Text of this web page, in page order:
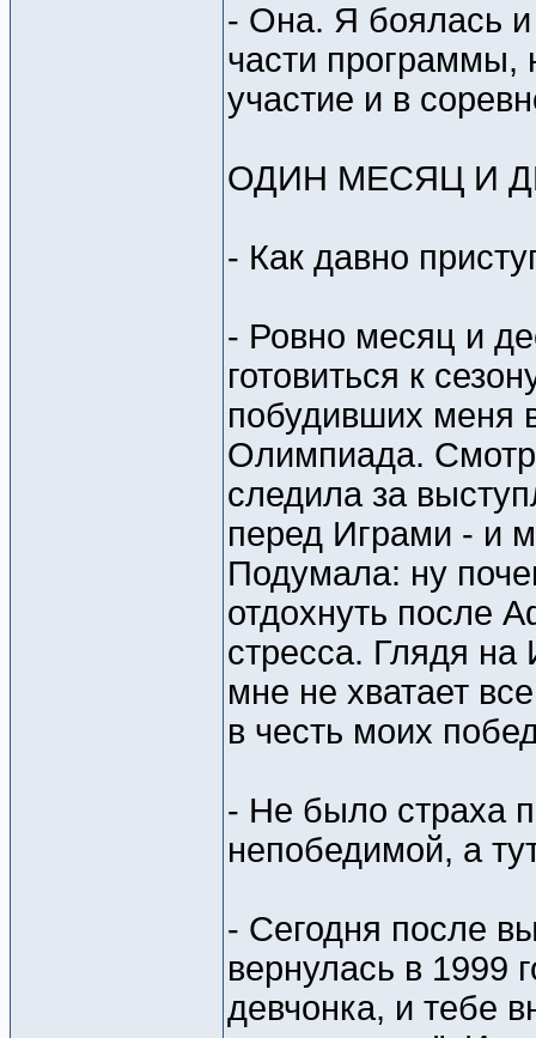
- Она. Я боялась и
части программы,
участие и в
ОДИН МЕСЯЦ И
- Как давно
- Ровно месяц и
готовиться к
побудивших меня
Олимпиада.
следила за
перед Играми - и
Подумала: ну
отдохнуть после
стресса. Глядя
мне не хватает
в честь моих
- Не было страха
непобедимой, а
- Сегодня после
вернулась в 1999
девчонка, и тебе